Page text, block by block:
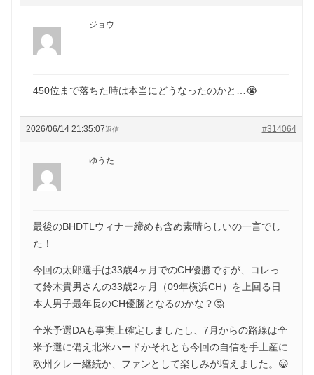
ジョウ
450位まで落ちた時は本当にどうなったのかと…😭
2026/06/14 21:35:07 #314064
返信
ゆうた
最後のBHDTLウィナー締めも含め素晴らしいの一言でし
た！
今回の太郎選手は33歳4ヶ月でのCH優勝ですが、コレっ
て鈴木貴男さんの33歳2ヶ月（09年横浜CH）を上回る日
本人男子最年長のCH優勝となるのかな？🤔
全米予選DAも事実上確定しましたし、7月からの路線は全
米予選に備え北米ハードかそれとも今回の自信を手土産に
欧州クレー継続か、ファンとして楽しみが増えました。😀